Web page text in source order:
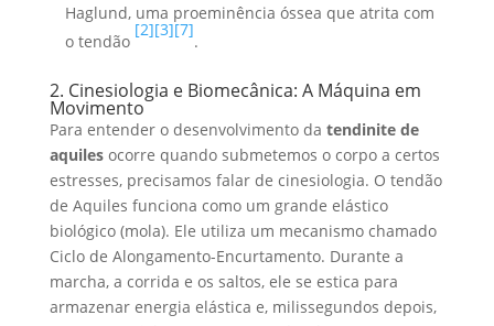
Haglund, uma proeminência óssea que atrita com
o tendão
[2][3][7]
.
2. Cinesiologia e Biomecânica: A Máquina em
Movimento
Para entender o desenvolvimento da tendinite de
aquilesocorre quando submetemos o corpo a certos
estresses, precisamos falar de cinesiologia. O tendão
de Aquiles funciona como um grande elástico
biológico (mola). Ele utiliza um mecanismo chamado
Ciclo de Alongamento-Encurtamento. Durante a
marcha, a corrida e os saltos, ele se estica para
armazenar energia elástica e, milissegundos depois,